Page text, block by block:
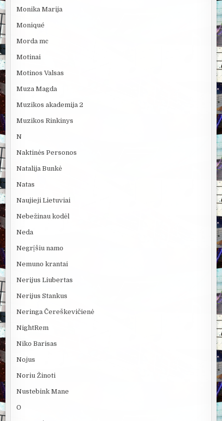
Monika Marija
Moniqué
Morda mc
Motinai
Motinos Valsas
Muza Magda
Muzikos akademija 2
Muzikos Rinkinys
N
Naktinės Personos
Natalija Bunkė
Natas
Naujieji Lietuviai
Nebežinau kodėl
Neda
Negrįšiu namo
Nemuno krantai
Nerijus Liubertas
Nerijus Stankus
Neringa Čereškevičienė
NightRem
Niko Barisas
Nojus
Noriu Žinoti
Nustebink Mane
O